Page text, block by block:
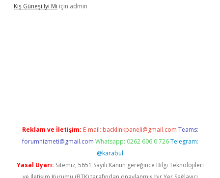
Kış Güneşi Iyi Mi için admin
Reklam ve İletişim: E-mail: backlinkpaneli@gmail.com Teams:
forumhizmeti@gmail.com Whatsapp: 0262 606 0 726 Telegram:
@karabul
Yasal Uyarı: Sitemiz, 5651 Sayılı Kanun gereğince Bilgi Teknolojileri